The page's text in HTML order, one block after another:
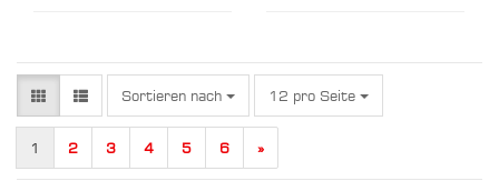
Sortieren nach
Sortieren nach 12 pro Seite
pro Seite
1 2 3 4 5 6 »